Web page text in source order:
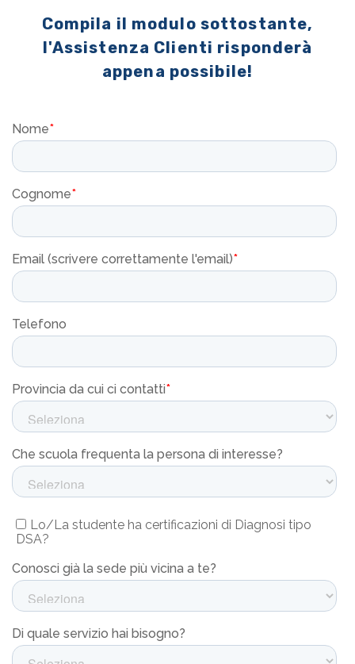
Compila il modulo sottostante,
l'Assistenza Clienti risponderà
appena possibile!